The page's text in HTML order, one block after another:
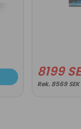
8199
8569 SEK